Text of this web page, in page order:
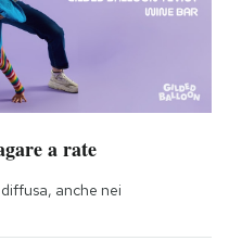
a rate
anche nei